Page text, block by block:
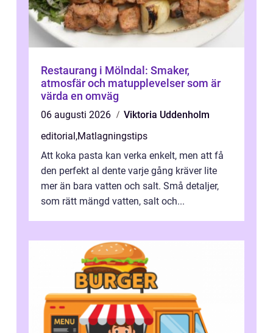
Restaurang i Mölndal: Smaker,
atmosfär och matupplevelser som är
värda en omväg
06 augusti 2026
Viktoria Uddenholm
editorial,Matlagningstips
Att koka pasta kan verka enkelt, men att få
den perfekt al dente varje gång kräver lite
mer än bara vatten och salt. Små detaljer,
som rätt mängd vatten, salt och...